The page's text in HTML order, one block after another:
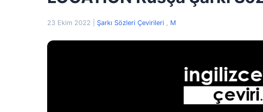
23 Ekim 2022 Şarkı Sözleri Çevirileri , M